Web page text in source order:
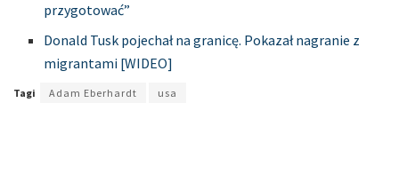
przygotować”
Donald Tusk pojechał na granicę. Pokazał nagranie z
migrantami [WIDEO]
Tagi Adam Eberhardt usa